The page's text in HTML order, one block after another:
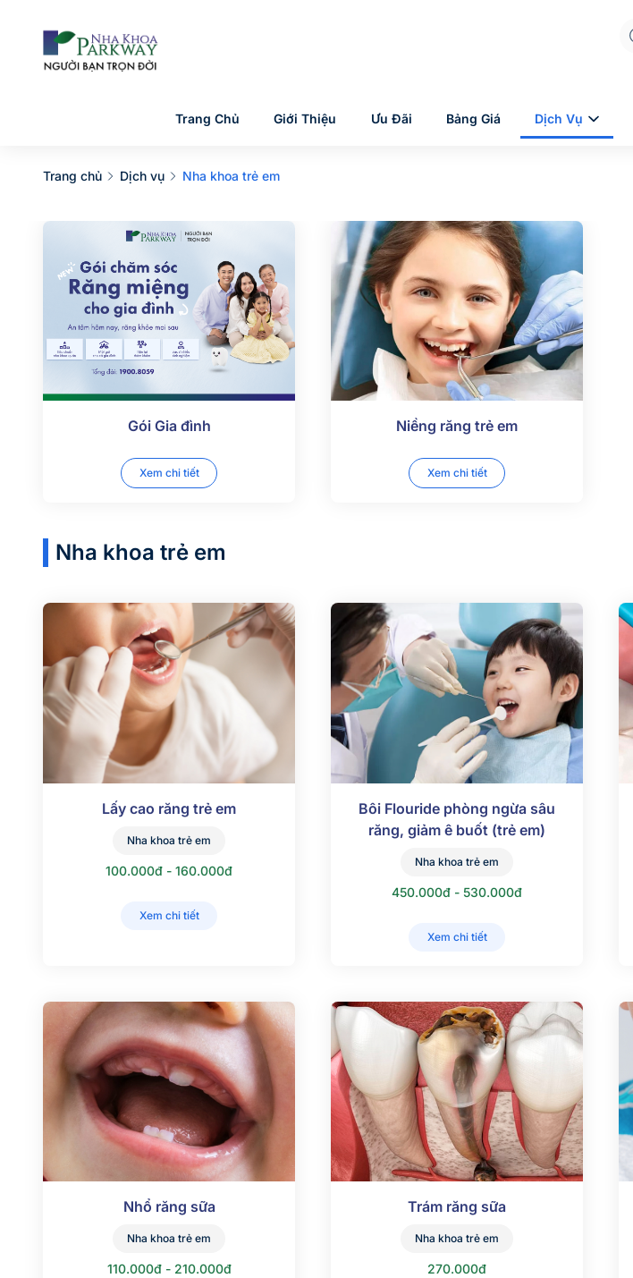
Trang Chủ Giới Thiệu Ưu Đãi Bảng Giá Dịch Vụ
Trang chủ Dịch vụ Nha khoa trẻ em
Gói Gia đình
Xem chi tiết
Niềng răng trẻ em
Xem chi tiết
Nha khoa trẻ em
Lấy cao răng trẻ em
Nha khoa trẻ em
100.000đ - 160.000đ
Xem chi tiết
Bôi Flouride phòng ngừa sâu
răng, giảm ê buốt (trẻ em)
Nha khoa trẻ em
450.000đ - 530.000đ
Xem chi tiết
Nhổ răng sữa
Nha khoa trẻ em
110.000đ - 210.000đ
Trám răng sữa
Nha khoa trẻ em
270.000đ